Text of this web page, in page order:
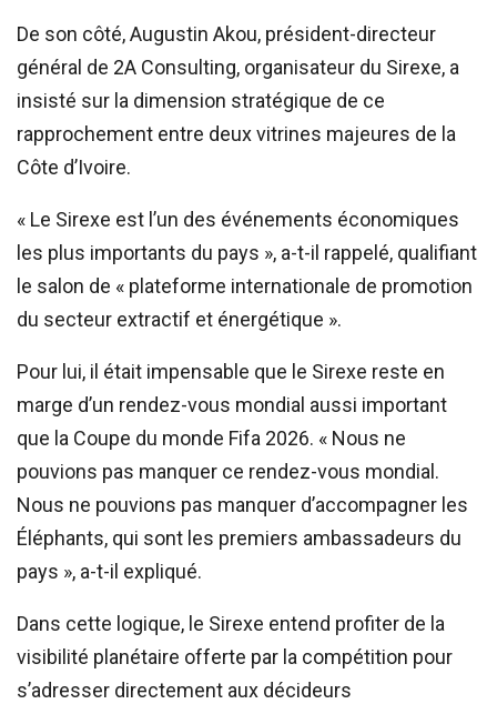
De son côté, Augustin Akou, président-directeur
général de 2A Consulting, organisateur du Sirexe, a
insisté sur la dimension stratégique de ce
rapprochement entre deux vitrines majeures de la
Côte d’Ivoire.
« Le Sirexe est l’un des événements économiques
les plus importants du pays », a-t-il rappelé, qualifiant
le salon de « plateforme internationale de promotion
du secteur extractif et énergétique ».
Pour lui, il était impensable que le Sirexe reste en
marge d’un rendez-vous mondial aussi important
que la Coupe du monde Fifa 2026. « Nous ne
pouvions pas manquer ce rendez-vous mondial.
Nous ne pouvions pas manquer d’accompagner les
Éléphants, qui sont les premiers ambassadeurs du
pays », a-t-il expliqué.
Dans cette logique, le Sirexe entend profiter de la
visibilité planétaire offerte par la compétition pour
s’adresser directement aux décideurs